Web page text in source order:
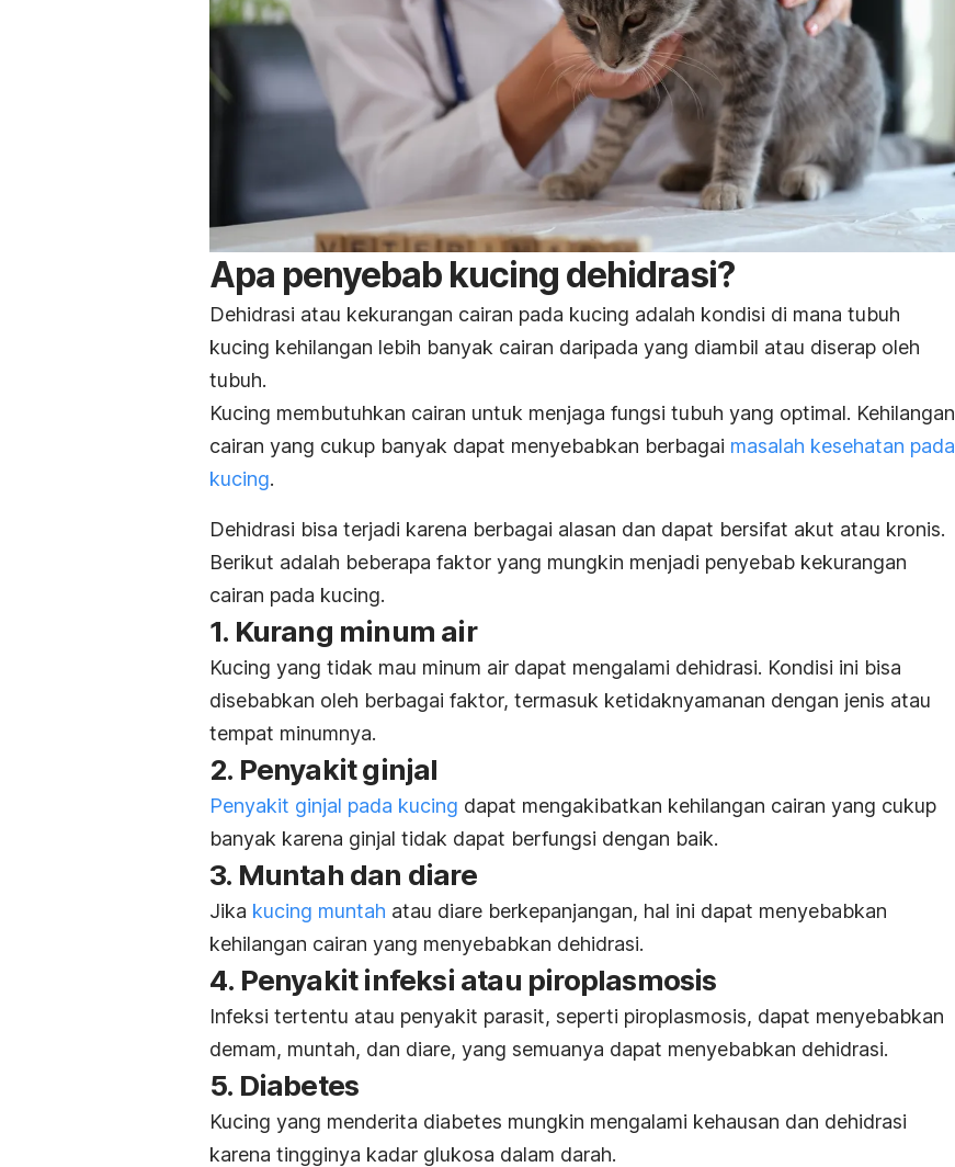
Apa penyebab kucing dehidrasi?
Dehidrasi atau kekurangan cairan pada kucing adalah kondisi di mana tubuh
kucing kehilangan lebih banyak cairan daripada yang diambil atau diserap oleh
tubuh.
Kucing membutuhkan cairan untuk menjaga fungsi tubuh yang optimal. Kehilangan
cairan yang cukup banyak dapat menyebabkan berbagai masalah kesehatan pada
kucing.
Dehidrasi bisa terjadi karena berbagai alasan dan dapat bersifat akut atau kronis.
Berikut adalah beberapa faktor yang mungkin menjadi penyebab kekurangan
cairan pada kucing.
1. Kurang minum air
Kucing yang tidak mau minum air dapat mengalami dehidrasi. Kondisi ini bisa
disebabkan oleh berbagai faktor, termasuk ketidaknyamanan dengan jenis atau
tempat minumnya.
2. Penyakit ginjal
Penyakit ginjal pada kucing dapat mengakibatkan kehilangan cairan yang cukup
banyak karena ginjal tidak dapat berfungsi dengan baik.
3. Muntah dan diare
Jika kucing muntah atau diare berkepanjangan, hal ini dapat menyebabkan
kehilangan cairan yang menyebabkan dehidrasi.
4. Penyakit infeksi atau piroplasmosis
Infeksi tertentu atau penyakit parasit, seperti piroplasmosis, dapat menyebabkan
demam, muntah, dan diare, yang semuanya dapat menyebabkan dehidrasi.
5. Diabetes
Kucing yang menderita diabetes mungkin mengalami kehausan dan dehidrasi
karena tingginya kadar glukosa dalam darah.